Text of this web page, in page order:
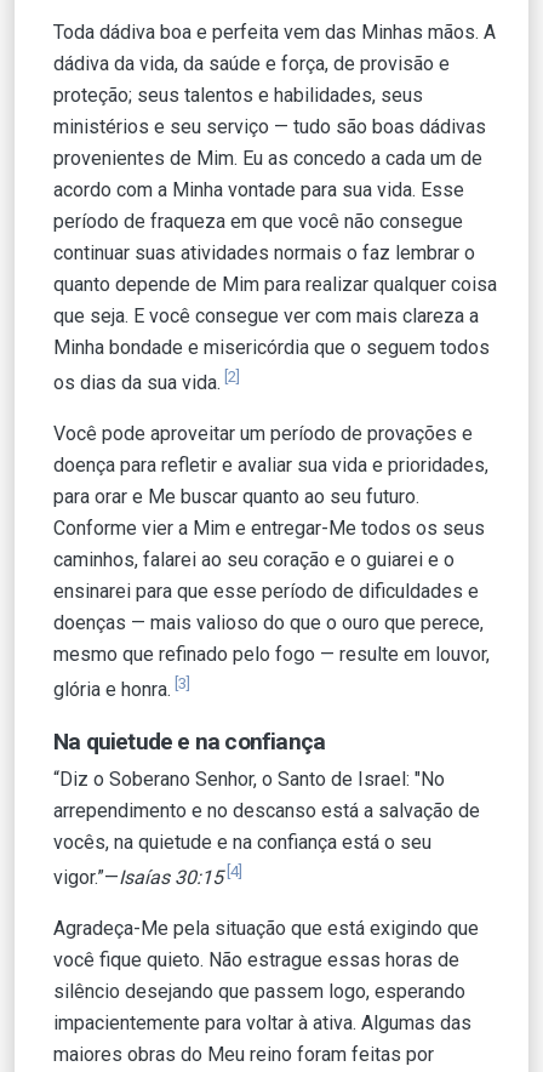
Toda dádiva boa e perfeita vem das Minhas mãos. A
dádiva da vida, da saúde e força, de provisão e
proteção; seus talentos e habilidades, seus
ministérios e seu serviço — tudo são boas dádivas
provenientes de Mim. Eu as concedo a cada um de
acordo com a Minha vontade para sua vida. Esse
período de fraqueza em que você não consegue
continuar suas atividades normais o faz lembrar o
quanto depende de Mim para realizar qualquer coisa
que seja. E você consegue ver com mais clareza a
Minha bondade e misericórdia que o seguem todos
os dias da sua vida. [2]
Você pode aproveitar um período de provações e
doença para refletir e avaliar sua vida e prioridades,
para orar e Me buscar quanto ao seu futuro.
Conforme vier a Mim e entregar-Me todos os seus
caminhos, falarei ao seu coração e o guiarei e o
ensinarei para que esse período de dificuldades e
doenças — mais valioso do que o ouro que perece,
mesmo que refinado pelo fogo — resulte em louvor,
glória e honra. [3]
Na quietude e na confiança
“Diz o Soberano Senhor, o Santo de Israel: "No
arrependimento e no descanso está a salvação de
vocês, na quietude e na confiança está o seu
vigor.”—Isaías 30:15 [4]
Agradeça-Me pela situação que está exigindo que
você fique quieto. Não estrague essas horas de
silêncio desejando que passem logo, esperando
impacientemente para voltar à ativa. Algumas das
maiores obras do Meu reino foram feitas por